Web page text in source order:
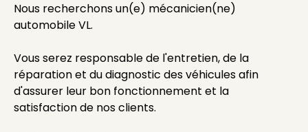
Nous recherchons un(e) mécanicien(ne)
automobile VL.
Vous serez responsable de l'entretien, de la
réparation et du diagnostic des véhicules afin
d'assurer leur bon fonctionnement et la
satisfaction de nos clients.